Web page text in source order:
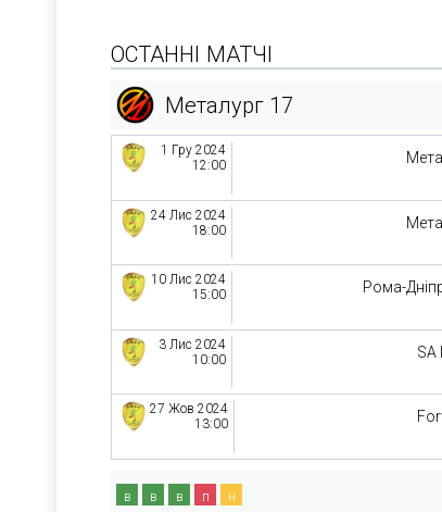
ОСТАННІ МАТЧІ
Металург 17
1 Гру 2024
12:00
24 Лис 2024
18:00
10 Лис 2024
15:00
Рома-
3 Лис 2024
10:00
SA
27 Жов 2024
13:00
в в в п н